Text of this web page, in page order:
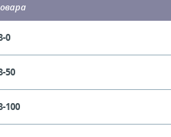
0
50
100